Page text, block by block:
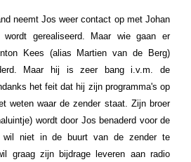
neemt Jos weer contact op met Johan
gerealiseerd. Maar wie gaan er
Kees (alias Martien van de Berg)
Maar hij is zeer bang i.v.m. de
het feit dat hij zijn programma's op
weten waar de zender staat. Zijn broer
wordt door Jos benaderd voor de
wil niet in de buurt van de zender te
graag zijn bijdrage leveren aan radio